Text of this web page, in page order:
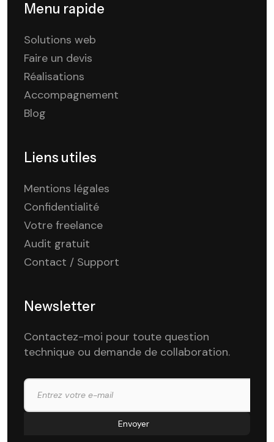
Menu rapide
Solutions web
Faire un devis
Réalisations
Accompagnement
Blog
Liens utiles
Mentions légales
Confidentialité
Votre freelance
Audit gratuit
Contact / Support
Newsletter
Contactez-moi pour toute question
technique ou demande de collaboration.